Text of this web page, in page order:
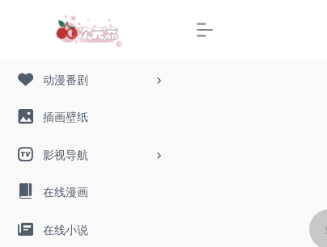
动漫番剧
插画壁纸
影视导航
在线漫画
在线小说